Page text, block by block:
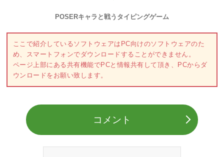
POSERキャラと戦うタイピングゲーム
ここで紹介しているソフトウェアはPC向けのソフトウェアのた
め、スマートフォンでダウンロードすることができません。
ページ上部にある共有機能でPCと情報共有して頂き、PCからダ
ウンロードをお願い致します。
コメント